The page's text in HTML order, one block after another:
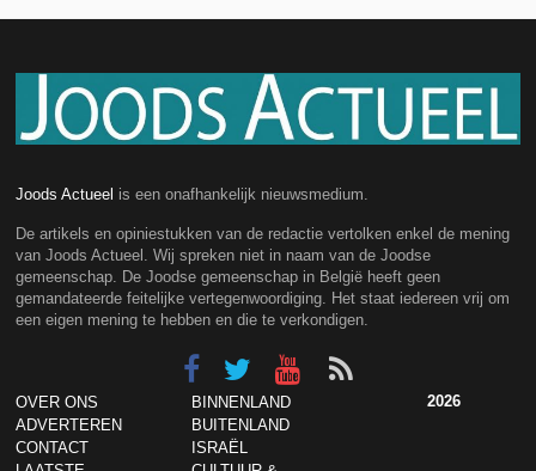
Joods Actueel is een onafhankelijk nieuwsmedium.
De artikels en opiniestukken van de redactie vertolken enkel de mening
van Joods Actueel. Wij spreken niet in naam van de Joodse
gemeenschap. De Joodse gemeenschap in België heeft geen
gemandateerde feitelijke vertegenwoordiging. Het staat iedereen vrij om
een eigen mening te hebben en die te verkondigen.
OVER ONS
ADVERTEREN
CONTACT
BINNENLAND
BUITENLAND
ISRAËL
2026